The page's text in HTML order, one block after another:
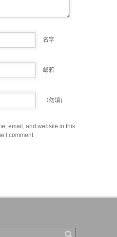
名字
邮箱
（勿填)
email, and website in this
I comment.